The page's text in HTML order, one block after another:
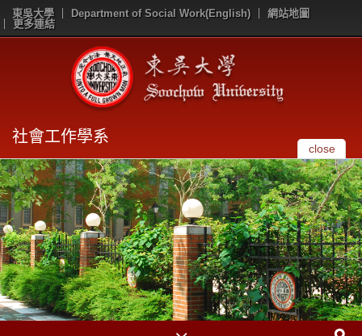
東吳大學 Department of Social Work(English)
網站地圖
更多連結
社會工作學系
close